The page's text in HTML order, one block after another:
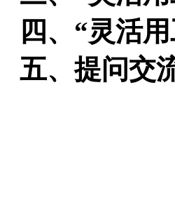
四、“灵活
五、提问交